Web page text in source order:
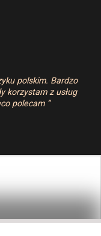
polskim. Bardzo
korzystam z usług
polecam ”